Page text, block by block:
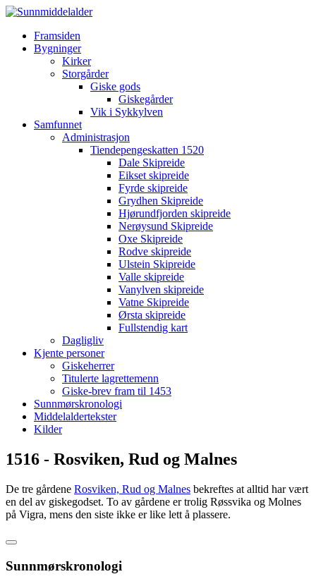
Framsiden
Bygninger
Kirker
Storgårder
Giske gods
Giskegårder
Vik i Sykkylven
Samfunnet
Administrasjon
Tiendepengeskatten 1520
Dale Skipreide
Eikset skipreide
Fyrde skipreide
Grydhen Skipreide
Hjørundfjorden skipreide
Nerøysund Skipreide
Oxe Skipreide
Rodve skipreide
Ulstein Skipreide
Valle skipreide
Vanylven skipreide
Vatne Skipreide
Ørsta skipreide
Fullstendig kart
Dagligliv
Kjente personer
Giskeherrer
Titulerte lagrettemenn
Giske-brev fram til 1453
Sunnmørskronologi
Middelaldertekster
Kilder
1516 - Rosviken, Rud og Malnes
De tre gårdene Rosviken, Rud og Malnes bekreftes at alltid har vært
en del av giskegodset. To av gårdene er trolig Røssvika og Molnes
på Vigra, mens den siste ikke er like lett å plassere.
Sunnmørskronologi